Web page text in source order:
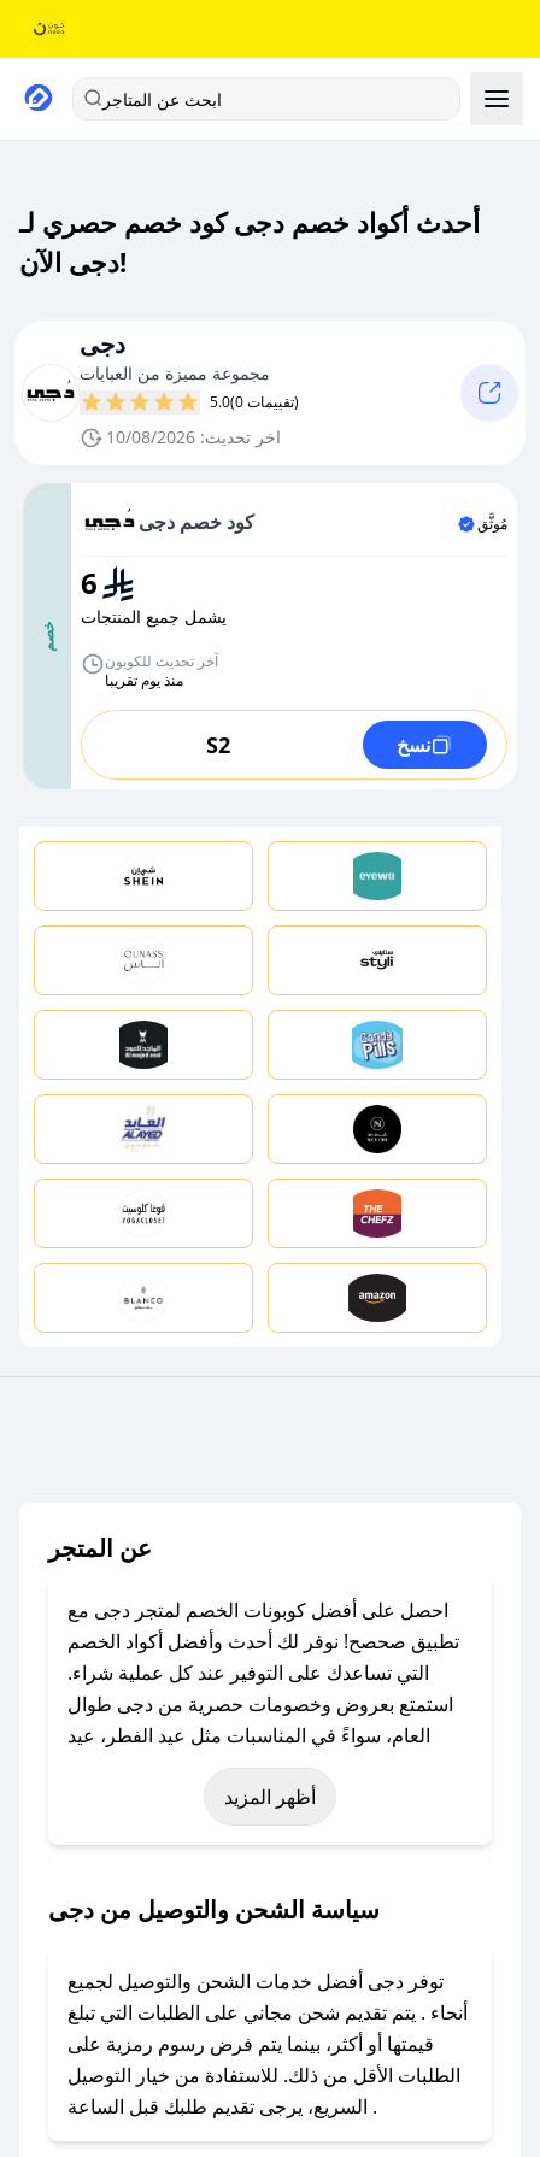
ابحث عن المتاجر
أحدث أكواد خصم دجى كود خصم حصري لـ
دجى الآن!
دجى
مجموعة مميزة من العبايات
5.0 (0 تقييمات)
اخر تحديث: 10/08/2026
خصم
كود خصم دجى مُوثَّق
6
يشمل جميع المنتجات
آخر تحديث للكوبون
منذ يوم تقريبا
S2 نسخ
عن المتجر
احصل على أفضل كوبونات الخصم لمتجر دجى مع
تطبيق صحصح! نوفر لك أحدث وأفضل أكواد الخصم
التي تساعدك على التوفير عند كل عملية شراء.
استمتع بعروض وخصومات حصرية من دجى طوال
العام، سواءً في المناسبات مثل عيد الفطر، عيد
الأضحى، الجمعة البيضاء (شهر نوفمبر)، رمضان،
اليوم الوطني، يوم التأسيس، أو حتى عروض خاصة
باستخدام تطبيق صحصح، يمكنك العثور بسهولة على
معنا عبر تويتر أو البريد الإلكتروني لإضافته بسرعة.
### كيفية استخدام كود خصم دجى؟
1. انسخ كود الخصم من تطبيق صحصح.
2. الصقه في خانة الدفع عند التسوق من دجى.
أظهر المزيد
سياسة الشحن والتوصيل من دجى
توفر دجى أفضل خدمات الشحن والتوصيل لجميع
أنحاء . يتم تقديم شحن مجاني على الطلبات التي تبلغ
قيمتها أو أكثر، بينما يتم فرض رسوم رمزية على
الطلبات الأقل من ذلك. للاستفادة من خيار التوصيل
السريع، يرجى تقديم طلبك قبل الساعة .